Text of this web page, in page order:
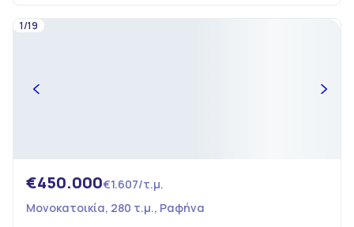
1/19
€450.000€1.607/τ.μ.
Μονοκατοικία, 280 τ.μ., Ραφήνα